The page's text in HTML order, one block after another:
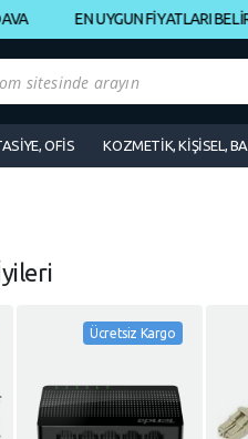
EN UYGUN FİYATLARI
OFİS KOZMETİK, KİŞİSEL,
Ücretsiz Kargo